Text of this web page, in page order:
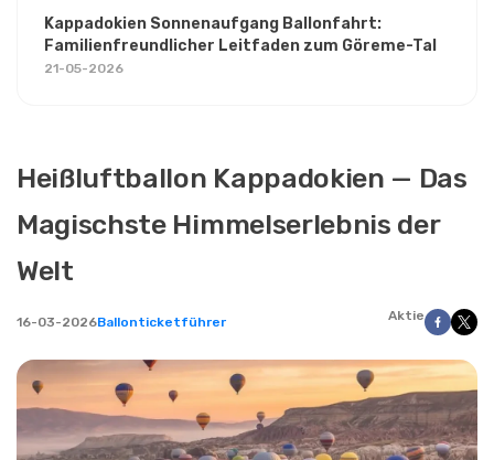
Heißluftballon Kappadokien — Das
Magischste Himmelserlebnis der
Welt
16-03-2026Ballonticketführer Aktie
Kappadokien Sonnenaufgang Ballonfahrt:
Familienfreundlicher Leitfaden zum Göreme-Tal
21-05-2026